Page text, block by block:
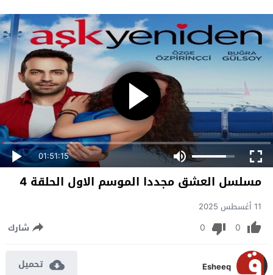
01:51:15
مسلسل العشق مجددا الموسم الاول الحلقة 4
11 أغسطس 2025
0
0 شارك
Esheeq تحميل